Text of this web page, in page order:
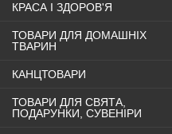
КРАСА І ЗДОРОВ'Я
ТОВАРИ ДЛЯ ДОМАШНІХ
ТВАРИН
КАНЦТОВАРИ
ТОВАРИ ДЛЯ СВЯТА,
ПОДАРУНКИ, СУВЕНІРИ